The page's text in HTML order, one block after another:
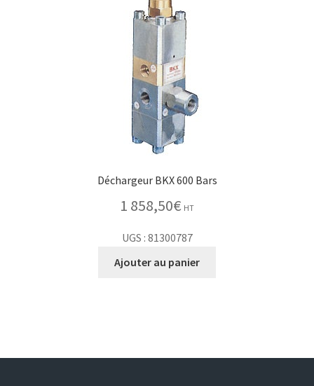
Déchargeur BKX 600 Bars
1 858,50€ HT
UGS : 81300787
Ajouter au panier